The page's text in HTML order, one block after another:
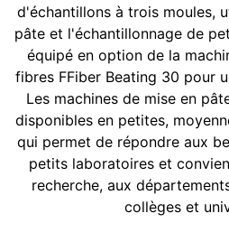
d'échantillons à trois moules,
pâte et l'échantillonnage de
équipé en option de la
fibres FFiber Beating 30 pour
Les machines de mise en
disponibles en petites,
qui permet de répondre aux
petits laboratoires et
recherche, aux
collèges et